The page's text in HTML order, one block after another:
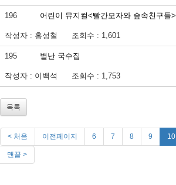
196 어린이 뮤지컬<빨간모자와 숲속친구들>
작성자 : 홍성철 조회수 : 1,601
195 별난 국수집
작성자 : 이백석 조회수 : 1,753
목록
< 처음 이전페이지 6 7 8 9 10
맨끝 >